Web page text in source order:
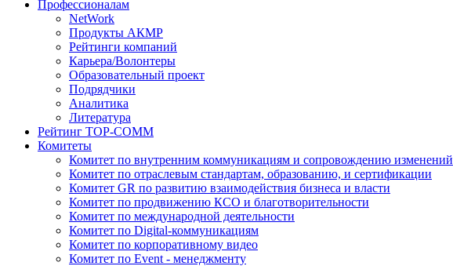
Профессионалам
NetWork
Продукты АКМР
Рейтинги компаний
Карьера/Волонтеры
Образовательный проект
Подрядчики
Аналитика
Литература
Рейтинг TOP-COMM
Комитеты
Комитет по внутренним коммуникациям и сопровождению изменений
Комитет по отраслевым стандартам, образованию, и сертификации
Комитет GR по развитию взаимодействия бизнеса и власти
Комитет по продвижению КСО и благотворительности
Комитет по международной деятельности
Комитет по Digital-коммуникациям
Комитет по корпоративному видео
Комитет по Event - менеджменту